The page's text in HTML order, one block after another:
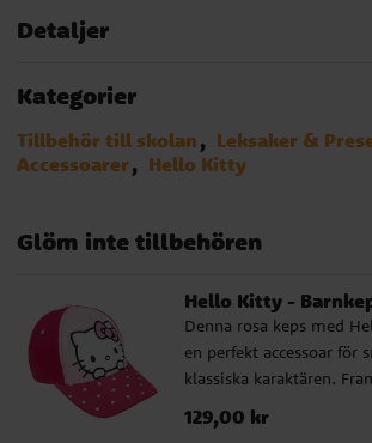
Detaljer
Kategorier
Tillbehör till skolan
Leksaker &
Accessoarer
Hello Kitty
Glöm inte tillbehören
Hello Kitty -
Denna rosa keps med
en perfekt accessoar för
klassiska karaktären.
Kitty i sin ikoniska stil,
skärmen ger ett charmigt
Pris :129,00 kr
129,00 kr